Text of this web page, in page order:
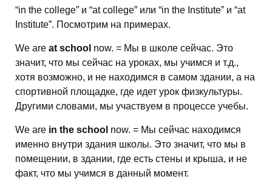
“in the college” и “at college” или “in the Institute” и “at
Institute”. Посмотрим на примерах.
We are at school now. = Мы в школе сейчас. Это
значит, что мы сейчас на уроках, мы учимся и т.д.,
хотя возможно, и не находимся в самом здании, а на
спортивной площадке, где идет урок физкультуры.
Другими словами, мы участвуем в процессе учебы.
We are in the school now. = Мы сейчас находимся
именно внутри здания школы. Это значит, что мы в
помещении, в здании, где есть стены и крыша, и не
факт, что мы учимся в данный момент.